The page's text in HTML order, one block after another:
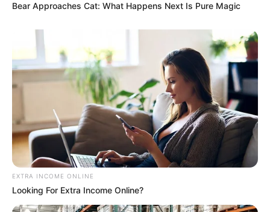
Bear Approaches Cat: What Happens Next Is Pure Magic
EXTRA INCOME ONLINE
Looking For Extra Income Online?